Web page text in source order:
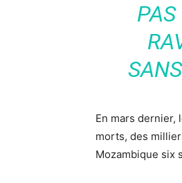
En mars dernier,
morts, des
Mozambique six